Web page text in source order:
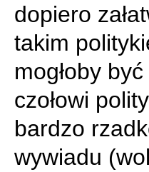
dopiero
takim
mogłoby
czołowi
bardzo
wywiadu